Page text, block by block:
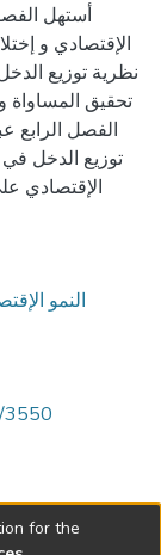
أستهل
الإقتصادي و
نظرية توزيع
تحقيق المساواة
الفصل الرابع
توزيع الدخل
الإقتصادي
النمو
3550
for the